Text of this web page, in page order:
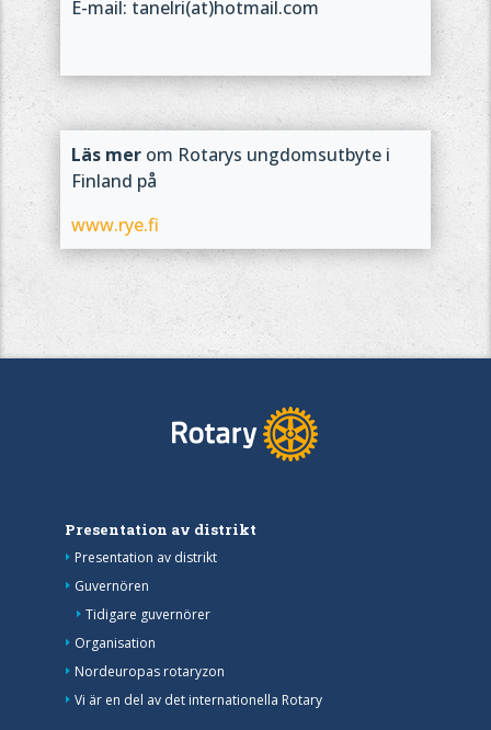
E-mail: tanelri(at)hotmail.com
Läs merom Rotarys ungdomsutbyte i
Finland på
www.rye.fi
Presentation av distrikt
Presentation av distrikt
Guvernören
Tidigare guvernörer
Organisation
Nordeuropas rotaryzon
Vi är en del av det internationella Rotary